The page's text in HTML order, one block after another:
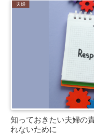
夫婦
知っておきたい夫婦の
れないために